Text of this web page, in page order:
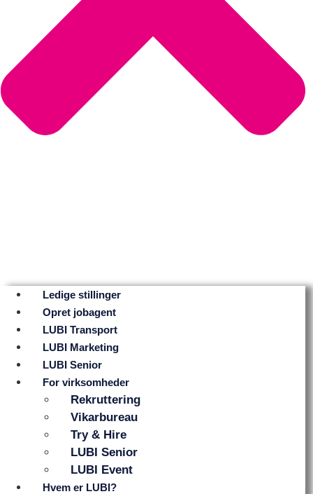
Ledige stillinger
Opret jobagent
LUBI Transport
LUBI Marketing
LUBI Senior
For virksomheder
Rekruttering
Vikarbureau
Try & Hire
LUBI Senior
LUBI Event
Hvem er LUBI?